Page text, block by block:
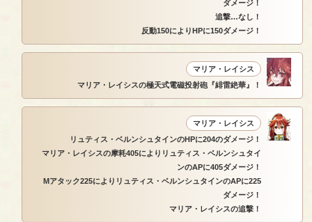
ダメージ！
追撃…なし！
反動150によりHPに150ダメージ！
マリア・レイシス
マリア・レイシスの極天式電磁投射砲『緋雷絶華』！
マリア・レイシス
リュティス・ベルンシュタインのHPに204のダメージ！
マリア・レイシスの摩耗405によりリュティス・ベルンシュタイ
ンのAPに405ダメージ！
Mアタック225によりリュティス・ベルンシュタインのAPに225
ダメージ！
マリア・レイシスの追撃！